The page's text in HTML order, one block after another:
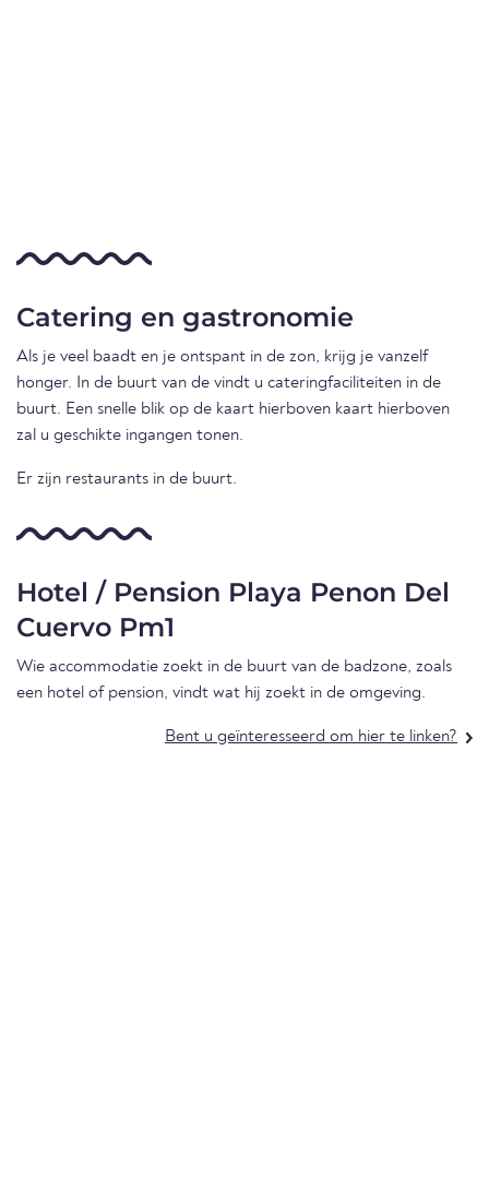
Catering en gastronomie
Als je veel baadt en je ontspant in de zon, krijg je vanzelf
honger. In de buurt van de vindt u cateringfaciliteiten in de
buurt. Een snelle blik op de kaart hierboven kaart hierboven
zal u geschikte ingangen tonen.
Er zijn restaurants in de buurt.
Hotel / Pension Playa Penon Del
Cuervo Pm1
Wie accommodatie zoekt in de buurt van de badzone, zoals
een hotel of pension, vindt wat hij zoekt in de omgeving.
Bent u geïnteresseerd om hier te linken?